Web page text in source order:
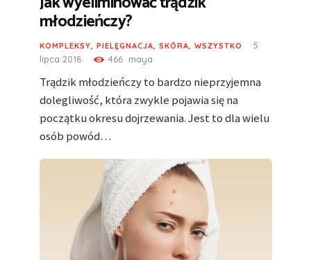
młodzieńczy?
KOMPLEKSY PIELĘGNACJA SKÓRA WSZYSTKO
5
lipca 2018
466 maya
Trądzik młodzieńczy to bardzo nieprzyjemna
dolegliwość, która zwykle pojawia się na
początku okresu dojrzewania. Jest to dla wielu
osób powód…